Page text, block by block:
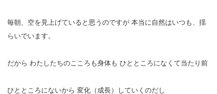
毎朝、空を見上げていると思うのですが 本当に自然はいつも、揺
らいでいます。
だから わたしたちのこころも身体も ひとところになくて当たり前
ひとところにないから 変化（成長）していくのだし